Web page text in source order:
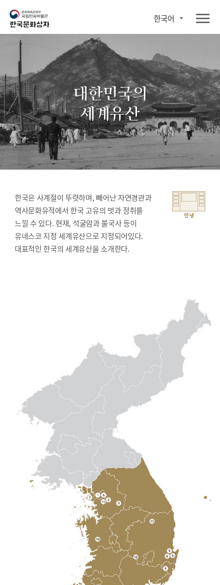
한국어
대한민국의
세계유산
한국은 사계절이 뚜렷하며, 빼어난 자연경관과
역사문화유적에서 한국 고유의 멋과 정취를
느낄 수 있다. 현재, 석굴암과 불국사 등이
유네스코 지정 세계유산으로 지정되어있다.
대표적인 한국의 세계유산을 소개한다.
안녕